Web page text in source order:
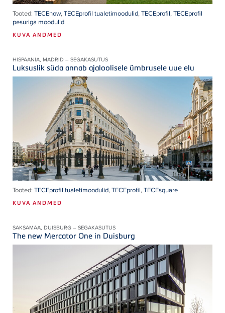
Tooted: TECEnow,TECEprofil tualetimoodulid,TECEprofil,TECEprofil
pesuriga moodulid
KUVA ANDMED
HISPAANIA, MADRID – SEGAKASUTUS
Luksuslik süda annab ajaloolisele ümbrusele uue elu
Tooted: TECEprofil tualetimoodulid,TECEprofil,TECEsquare
KUVA ANDMED
SAKSAMAA, DUISBURG – SEGAKASUTUS
The new Mercator One in Duisburg